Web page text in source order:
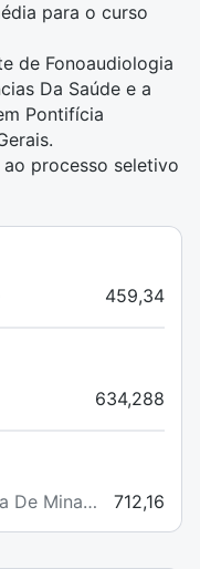
para o curso
de Fonoaudiologia
Da Saúde e a
Pontifícia
processo seletivo
459,34
634,288
De Minas
712,16